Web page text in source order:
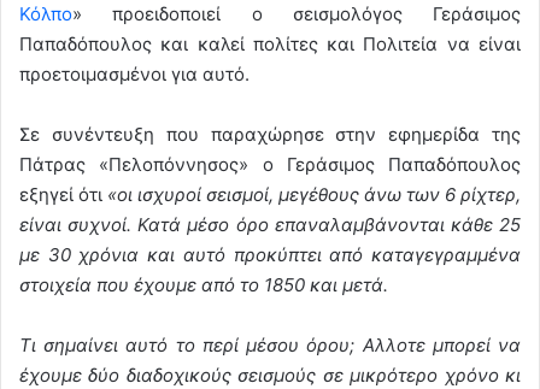
Κόλπο» προειδοποιεί ο σεισμολόγος Γεράσιμος
Παπαδόπουλος και καλεί πολίτες και Πολιτεία να είναι
προετοιμασμένοι για αυτό.
Σε συνέντευξη που παραχώρησε στην εφημερίδα της
Πάτρας «Πελοπόννησος» ο Γεράσιμος Παπαδόπουλος
εξηγεί ότι «οι ισχυροί σεισμοί, μεγέθους άνω των 6 ρίχτερ,
είναι συχνοί. Κατά μέσο όρο επαναλαμβάνονται κάθε 25
με 30 χρόνια και αυτό προκύπτει από καταγεγραμμένα
στοιχεία που έχουμε από το 1850 και μετά.
Τι σημαίνει αυτό το περί μέσου όρου; Αλλοτε μπορεί να
έχουμε δύο διαδοχικούς σεισμούς σε μικρότερο χρόνο κι